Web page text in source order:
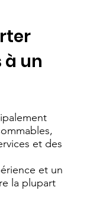
un
et des
et un
la plupart